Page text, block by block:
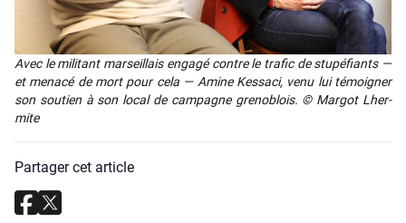
Avec le mili­tant mar­seillais enga­gé contre le tra­fic de stu­pé­fiants —
et mena­cé de mort pour cela — Amine Kes­sa­ci, venu lui témoi­gner
son sou­tien à son local de cam­pagne gre­no­blois. © Mar­got Lher­
mite
Partager cet article